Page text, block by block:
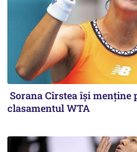
Sorana Cîrstea își menține
clasamentul WTA